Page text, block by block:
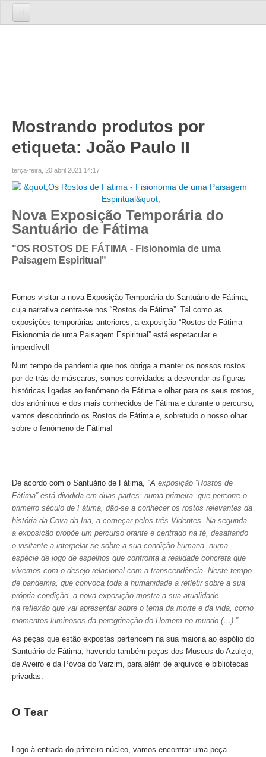
Serviços
TOURS
Tours 1 Dia
Lisboa
Lisboa Cosmopolita Passado e Presente
Sintra
Sintra, Cabo da Roca e Cascais
Serra de Montejunto e Óbidos
Fátima, Batalha, Nazaré e Óbidos
Fátima
Um dia em Fátima
Fátima, Batalha, Nazaré e Óbidos
Fátima e Ourém
Évora
Castelos Templários e Vilas Ribeirinhas
Tours meio dia
Tour de meio-dia em Sintra
Tour de meio-dia em Fátima
Tours Temáticos
The Real Lisbon STREET ART Tour
The Lisbon Walk & Talk Street Art Tour
Rota do Azulejo
A Calçada Portuguesa
WineTours
Alentejo com prova de vinhos e azeite
Arrabida com Degustação de Vinhos e Queijo
Rota do Pastor
Mostrando produtos por
etiqueta: João Paulo II
terça-feira, 20 abril 2021 14:17
Nova Exposição Temporária do
Santuário de Fátima
"OS ROSTOS DE FÁTIMA - Fisionomia de uma
Paisagem Espiritual"
Fomos visitar a nova Exposição Temporária do Santuário de Fátima,
cuja narrativa centra-se nos “Rostos de Fátima”. Tal como as
exposições temporárias anteriores, a exposição “Rostos de Fátima -
Fisionomia de uma Paisagem Espiritual” está espetacular e
imperdível!
Num tempo de pandemia que nos obriga a manter os nossos rostos
por de trás de máscaras, somos convidados a desvendar as figuras
históricas ligadas ao fenómeno de Fátima e olhar para os seus rostos,
dos anónimos e dos mais conhecidos de Fátima e durante o percurso,
vamos descobrindo os Rostos de Fátima e, sobretudo o nosso olhar
sobre o fenómeno de Fátima!
De acordo com o Santuário de Fátima, "A exposição “Rostos de
Fátima” está dividida em duas partes: numa primeira, que percorre o
primeiro século de Fátima, dão-se a conhecer os rostos relevantes da
história da Cova da Iria, a começar pelos três Videntes. Na segunda,
a exposição propõe um percurso orante e centrado na fé, desafiando
o visitante a interpelar-se sobre a sua condição humana, numa
espécie de jogo de espelhos que confronta a realidade concreta que
vivemos com o desejo relacional com a transcendência. Neste tempo
de pandemia, que convoca toda a humanidade a refletir sobre a sua
própria condição, a nova exposição mostra a sua atualidade
na reflexão que vai apresentar sobre o tema da morte e da vida, como
momentos luminosos da peregrinação do Homem no mundo (…).”
As peças que estão expostas pertencem na sua maioria ao espólio do
Santuário de Fátima, havendo também peças dos Museus do Azulejo,
de Aveiro e da Póvoa do Varzim, para além de arquivos e bibliotecas
privadas.
O Tear
Logo à entrada do primeiro núcleo, vamos encontrar uma peça